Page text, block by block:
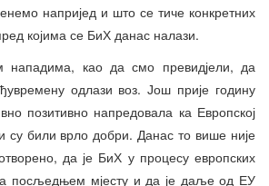
напријед и што се тиче конкретних
којима се БиХ данас налази.
нападима, као да смо превидјели, да
одлази воз. Још прије годину
позитивно напредовала ка Европској
су били врло добри. Данас то више није
да је БиХ у процесу европских
посљедњем мјесту и да је даље од ЕУ